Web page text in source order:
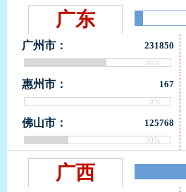
广东
广州市： 231850
56%
惠州市： 167
0%
佛山市： 125768
30%
广西